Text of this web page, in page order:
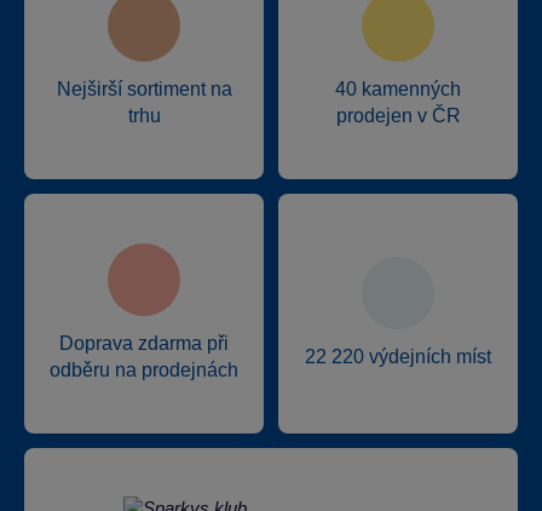
Nejširší sortiment na
trhu
40 kamenných
prodejen v ČR
Doprava zdarma při
odběru na prodejnách
22 220 výdejních míst